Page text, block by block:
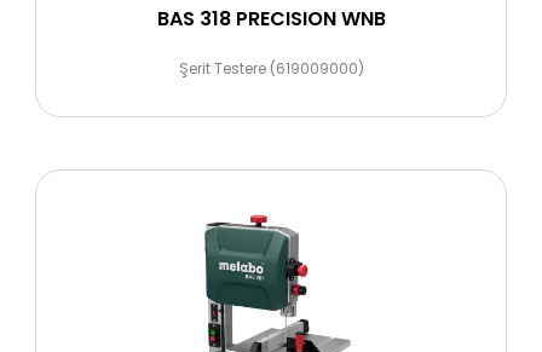
BAS 318 PRECISION WNB
Şerit Testere (619009000)